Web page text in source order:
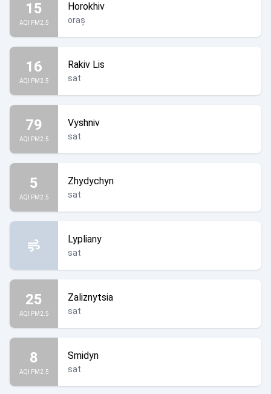
15
AQI PM2.5
Horokhiv
oraș
16
AQI PM2.5
Rakiv Lis
sat
79
AQI PM2.5
Vyshniv
sat
5
AQI PM2.5
Zhydychyn
sat
Lypliany
sat
25
AQI PM2.5
Zaliznytsia
sat
8
AQI PM2.5
Smidyn
sat